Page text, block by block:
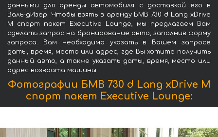
данными для аренды автомобиля с доставкой его в
Валь-дИзер. Чтобы взять в аренду БМВ 730 d Lang xDrive
M спорт пакет Executive Lounge, мы предлагаем Вам
сделать запрос на бронирование авто, заполнив форму
запроса. Вам необходимо указать в Вашем запросе
даты, время, место или адрес, где Вы хотите получить
данный авто, а также указать даты, время, место или
адрес возврата машины.
Фотографии БМВ 730 d Lang xDrive M
спорт пакет Executive Lounge: